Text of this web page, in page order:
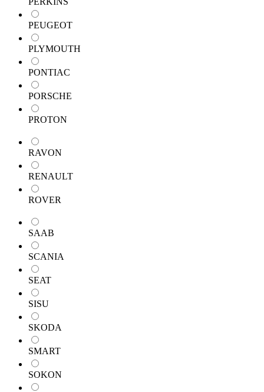
PEUGEOT
PLYMOUTH
PONTIAC
PORSCHE
PROTON
RAVON
RENAULT
ROVER
SAAB
SCANIA
SEAT
SISU
SKODA
SMART
SOKON